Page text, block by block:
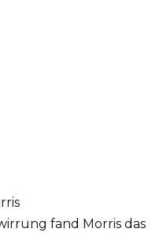
fand Morris das